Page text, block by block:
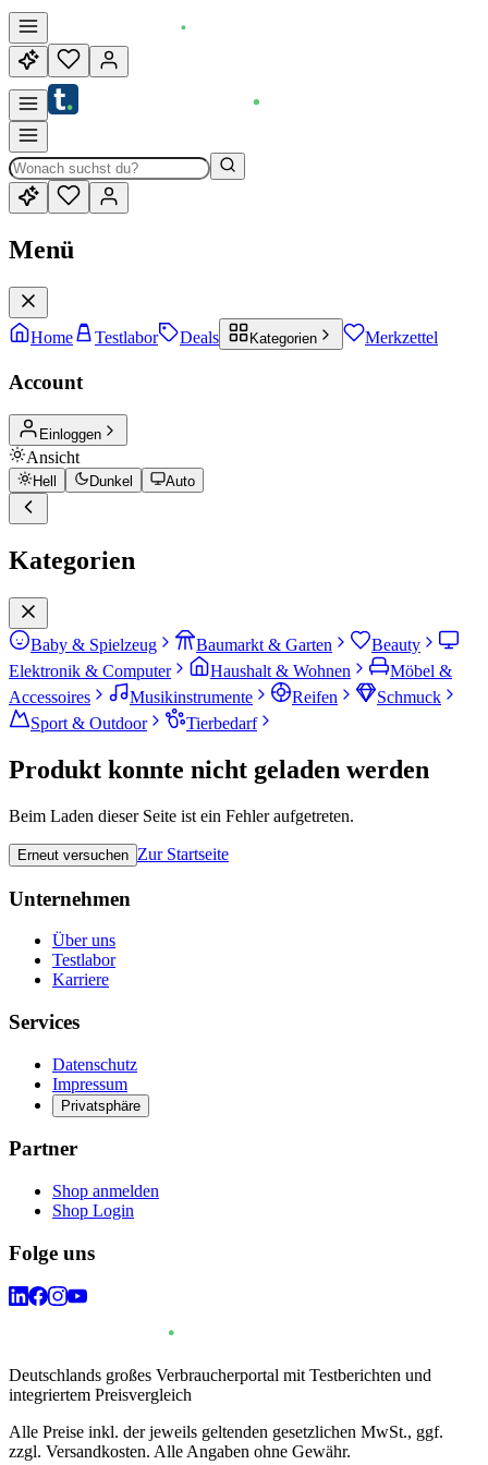
Menü
Home Testlabor Deals Kategorien Merkzettel
Account
Einloggen
Ansicht
Hell Dunkel Auto
Kategorien
Baby & Spielzeug Baumarkt & Garten
Beauty
Elektronik & Computer
Haushalt & Wohnen
Möbel &
Accessoires
Musikinstrumente Reifen
Schmuck
Sport & Outdoor
Tierbedarf
Produkt konnte nicht geladen werden
Beim Laden dieser Seite ist ein Fehler aufgetreten.
Erneut versuchen Zur Startseite
Unternehmen
Über uns
Testlabor
Karriere
Services
Datenschutz
Impressum
Privatsphäre
Partner
Shop anmelden
Shop Login
Folge uns
Deutschlands großes Verbraucherportal mit Testberichten und
integriertem Preisvergleich
Alle Preise inkl. der jeweils geltenden gesetzlichen MwSt., ggf.
zzgl. Versandkosten. Alle Angaben ohne Gewähr.